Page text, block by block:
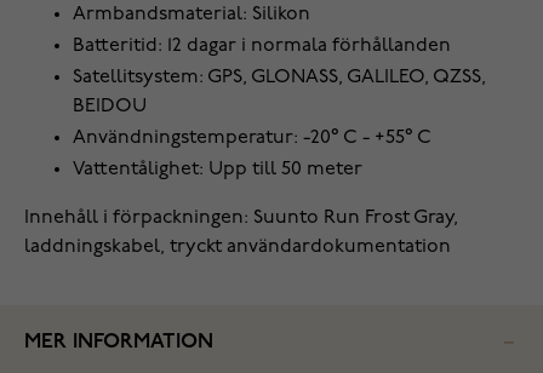
Armbandsmaterial: Silikon
Batteritid: 12 dagar i normala förhållanden
Satellitsystem: GPS, GLONASS, GALILEO, QZSS,
BEIDOU
Användningstemperatur: -20° C - +55° C
Vattentålighet: Upp till 50 meter
Innehåll i förpackningen: Suunto Run Frost Gray,
laddningskabel, tryckt användardokumentation
MER INFORMATION